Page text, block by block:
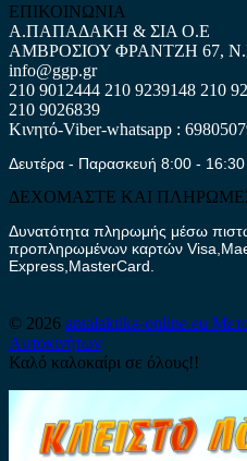
ΕΠΙΚΟΙΝΩΝΙΑ
Α.ΠΑΠΑΔΑΚΗ & ΣΙΑ Ο.Ε
ΑΜΒΡΟΣΙΟΥ ΦΡΑΝΤΖΗ 67,
info@ggp.gr
210 9012444 210 9239148 210
210 9026839
Κινητό-Viber-whatsapp :
Δευτέρα - Παρασκευή 8:00 - 16:30
ΔΕΧΟΜΑΣΤΕ ΚΑΙ
Δυνατότητα πληρωμής μέσω
προπληρωμένων καρτών
Express,MasterCard.
© 2026 antalaktika-online.eu
Αυτοκινήτων
Καλό καλοκαίρι σε όλους!!